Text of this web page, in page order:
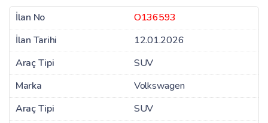
İlan No
O136593
İlan Tarihi
12.01.2026
Araç Tipi
SUV
Marka
Volkswagen
Araç Tipi
SUV